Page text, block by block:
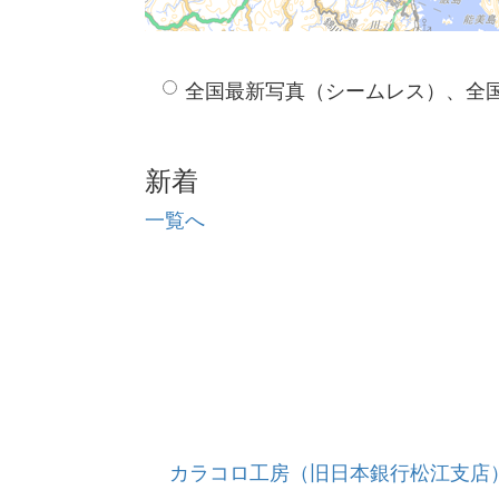
全国最新写真（シームレス）、全
新着
一覧へ
カラコロ工房（旧日本銀行松江支店